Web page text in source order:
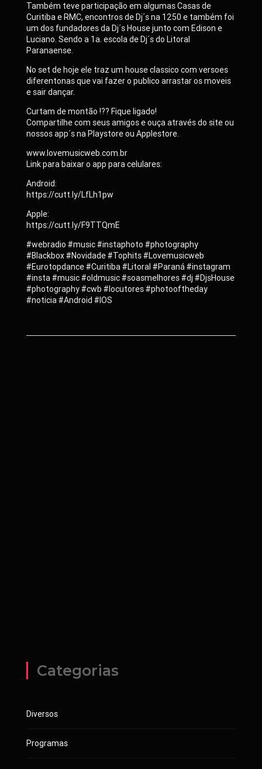
Também teve participação em algumas Casas de
Curitiba e RMC, encontros de Dj´s na 1250 e também foi
um dos fundadores da Dj´s House junto com Edison e
Luciano. Sendo a 1a. escola de Dj´s do Litoral
Paranaense.
No set de hoje ele traz um house classico com versoes
diferentonas que vai fazer o publico arrastar os moveis
e sair dançar.
Curtam de montão !?? Fique ligado!
Compartilhe com seus amigos e ouça através do site ou
nossos app´s na Playstore ou Applestore.
www.lovemusicweb.com.br
Link para baixar o app para celulares:
Android:
https://cutt.ly/LfLh1pw
Apple:
https://cutt.ly/F9TTQmE
#webradio #music #instaphoto #photography
#Blackbox #Novidade #Tophits #Lovemusicweb
#Eurotopdance #Curitiba #Litoral #Paraná #instagram
#insta #music #oldmusic #soasmelhores #dj #DjsHouse
#photography #cwb #locutores #photooftheday
#noticia #Android #IOS
Categorias
Diversos
Programas